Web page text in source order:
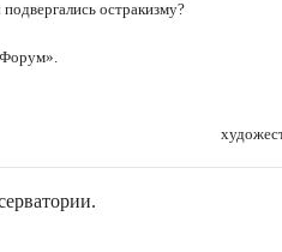
остракизму?